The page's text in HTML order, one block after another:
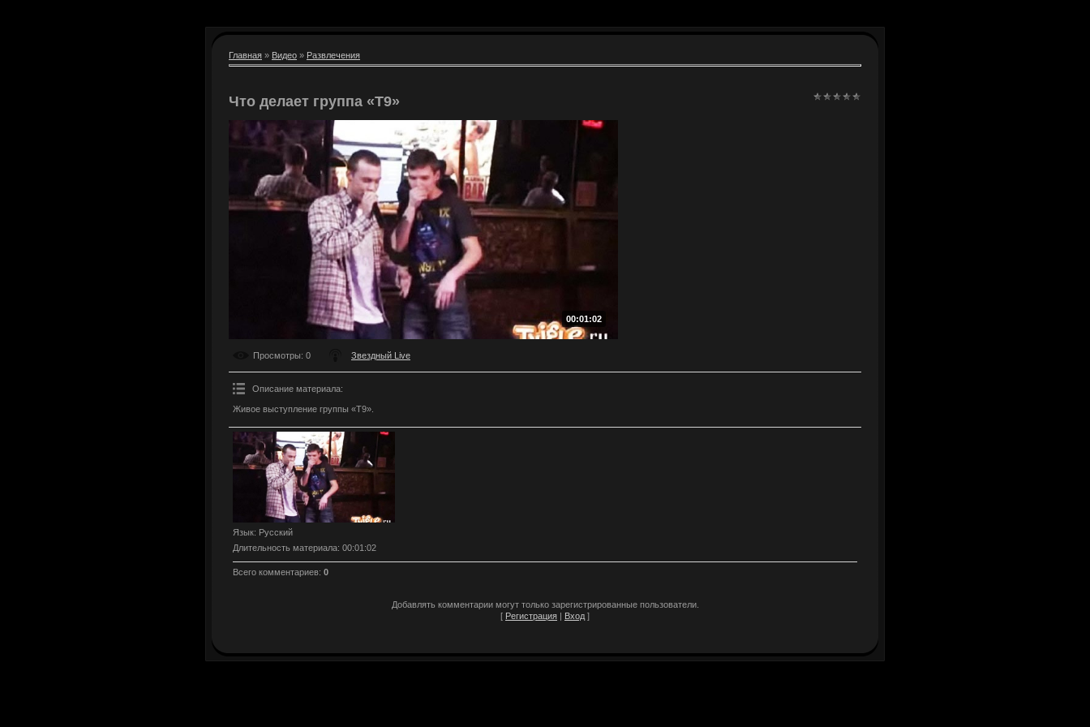
Главная » Видео » Развлечения
Что делает группа «Т9»
00:01:02
Просмотры: 0 Звездный Live
Описание материала:
Живое выступление группы «Т9».
Язык: Русский
Длительность материала: 00:01:02
Всего комментариев: 0
Добавлять комментарии могут только зарегистрированные пользователи.
[ Регистрация | Вход ]